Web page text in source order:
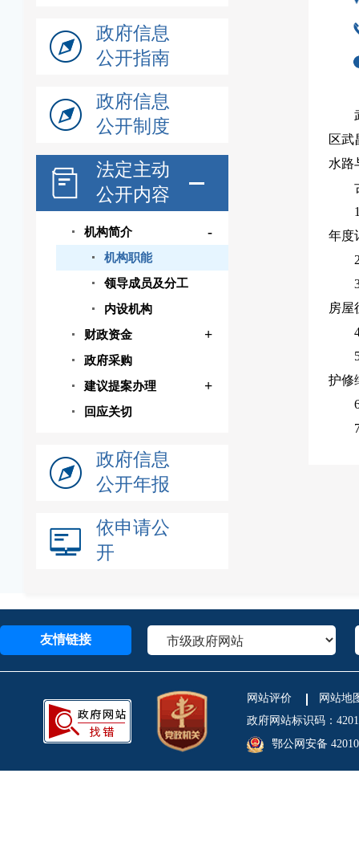
政府信息
公开指南
政府信息
公开制度
法定主动
公开内容
机构简介 -
机构职能
领导成员及分工
内设机构
财政资金
+
政府采购
建议提案办理
+
回应关切
政府信息
公开年报
依申请公
开
区武
水路
年度
房屋
护修
友情链接
网站评价
网站地
政府网站标识码：
鄂公网安备